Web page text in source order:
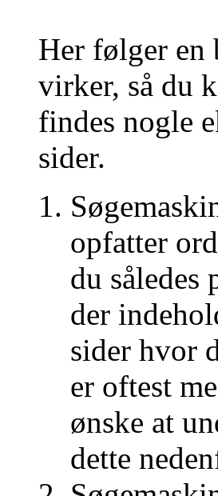
Her følger en
virker, så du
findes nogle
sider.
opfatter
du således
der
sider hvor
er oftest
ønske at
dette